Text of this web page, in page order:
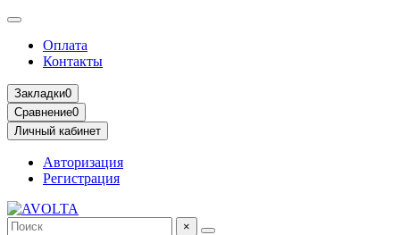
Оплата
Контакты
Закладки0
Сравнение0
Личный кабинет
Авторизация
Регистрация
×